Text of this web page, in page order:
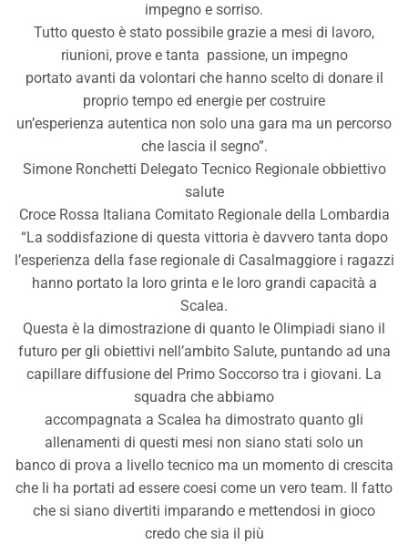
impegno e sorriso.
Tutto questo è stato possibile grazie a mesi di lavoro,
riunioni, prove e tanta passione, un impegno
portato avanti da volontari che hanno scelto di donare il
proprio tempo ed energie per costruire
un’esperienza autentica non solo una gara ma un percorso
che lascia il segno”.
Simone Ronchetti Delegato Tecnico Regionale obbiettivo
salute
Croce Rossa Italiana Comitato Regionale della Lombardia
“La soddisfazione di questa vittoria è davvero tanta dopo
l’esperienza della fase regionale di Casalmaggiore i ragazzi
hanno portato la loro grinta e le loro grandi capacità a
Scalea.
Questa è la dimostrazione di quanto le Olimpiadi siano il
futuro per gli obiettivi nell’ambito Salute, puntando ad una
capillare diffusione del Primo Soccorso tra i giovani. La
squadra che abbiamo
accompagnata a Scalea ha dimostrato quanto gli
allenamenti di questi mesi non siano stati solo un
banco di prova a livello tecnico ma un momento di crescita
che li ha portati ad essere coesi come un vero team. Il fatto
che si siano divertiti imparando e mettendosi in gioco
credo che sia il più